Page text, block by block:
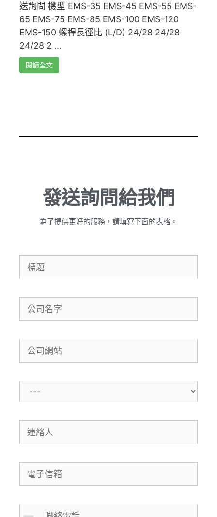
送詢問 機型 EMS-35 EMS-45 EMS-55 EMS-
65 EMS-75 EMS-85 EMS-100 EMS-120
EMS-150 螺桿長徑比 (L/D) 24/28 24/28
24/28 2 ...
閱讀全文
發送詢問給我們
為了提供更好的服務，請填寫下面的表格。